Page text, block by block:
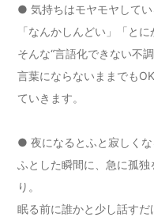
● 気持ちはモヤモヤして
「なんかしんどい」「とに
そんな“言語化できない不
言葉にならないままでも
ていきます。
● 夜になるとふと寂しく
ふとした瞬間に、急に孤
り。
眠る前に誰かと少し話す